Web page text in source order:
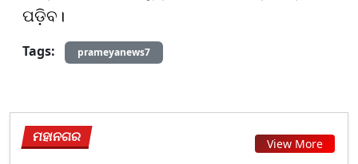
ପଡ଼ିବ।
Tags:
prameyanews7
ମହାନଗର View More